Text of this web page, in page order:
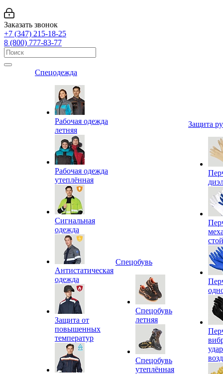
Заказать звонок
+7 (347) 215-18-25
8 (800) 777-83-77
Спецодежда
Рабочая одежда
летняя
Рабочая одежда
утеплённая
Сигнальная
одежда
Антистатическая
одежда
Защита от
повышенных
температур
Спецобувь
Спецобувь
летняя
Спецобувь
утеплённая
Защита